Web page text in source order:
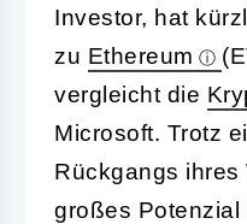
Investor, hat
zu Ethereum
vergleicht die
Microsoft. Trotz
Rückgangs ihres
großes Potenzial